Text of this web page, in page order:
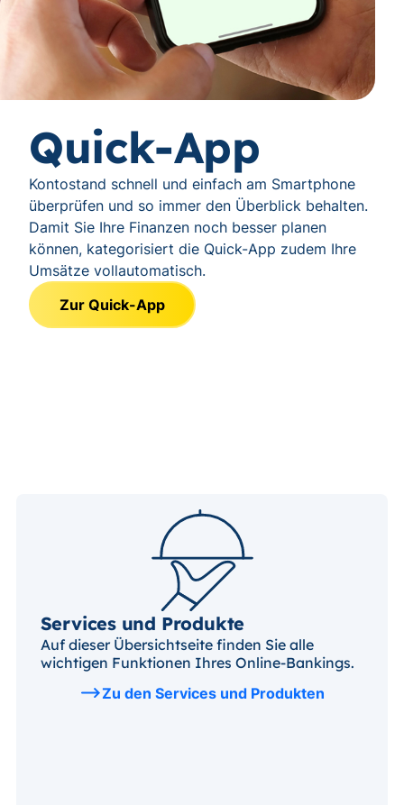
Quick-App
Kontostand schnell und einfach am Smartphone
überprüfen und so immer den Überblick behalten.
Damit Sie Ihre Finanzen noch besser planen
können, kategorisiert die Quick-App zudem Ihre
Umsätze vollautomatisch.
Zur Quick-App
Services und Produkte
Auf dieser Übersichtseite finden Sie alle
wichtigen Funktionen Ihres Online-Bankings.
Zu den Services und Produkten